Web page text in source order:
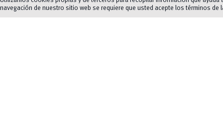
navegación de nuestro sitio web se requiere que usted acepte los términos de